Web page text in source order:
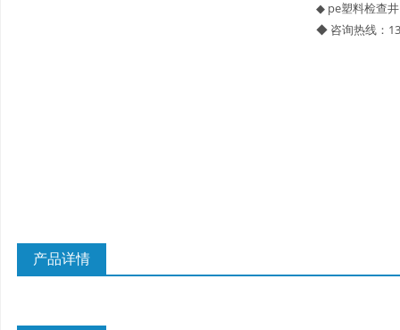
◆ pe塑料检查井
◆ 咨询热线：
产品详情